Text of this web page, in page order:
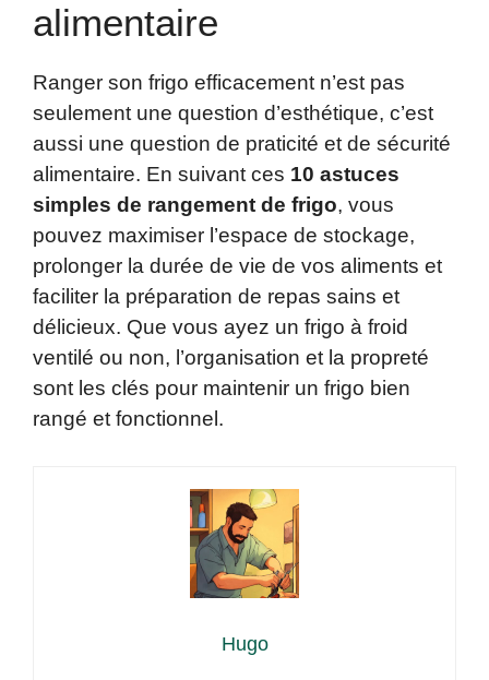
alimentaire
Ranger son frigo efficacement n’est pas
seulement une question d’esthétique, c’est
aussi une question de praticité et de sécurité
alimentaire. En suivant ces 10 astuces
simples de rangement de frigo, vous
pouvez maximiser l’espace de stockage,
prolonger la durée de vie de vos aliments et
faciliter la préparation de repas sains et
délicieux. Que vous ayez un frigo à froid
ventilé ou non, l’organisation et la propreté
sont les clés pour maintenir un frigo bien
rangé et fonctionnel.
Hugo